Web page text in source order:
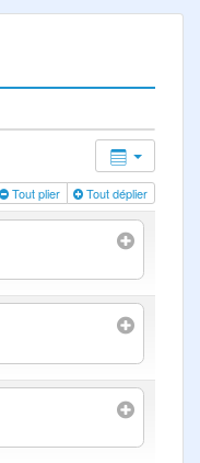
Tout plier Tout déplier